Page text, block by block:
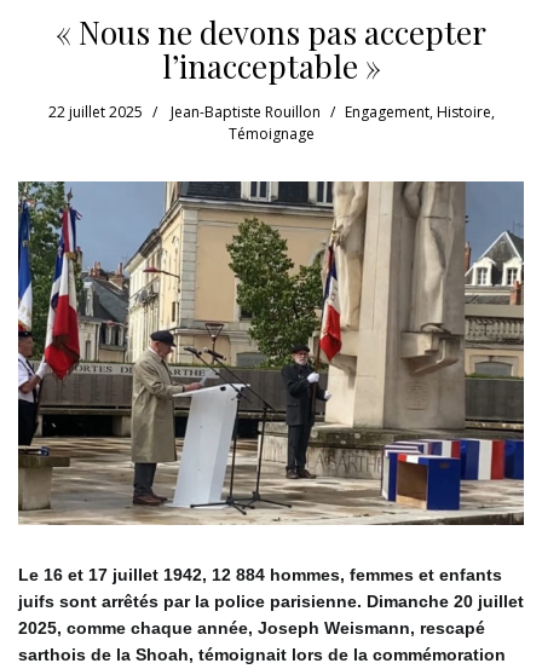
« Nous ne devons pas accepter
l’inacceptable »
22 juillet 2025 Jean-Baptiste Rouillon Engagement,Histoire,
Témoignage
Le 16 et 17 juillet 1942, 12 884 hommes, femmes et enfants
juifs sont arrêtés par la police parisienne. Dimanche 20 juillet
2025, comme chaque année, Joseph Weismann, rescapé
sarthois de la Shoah, témoignait lors de la commémoration